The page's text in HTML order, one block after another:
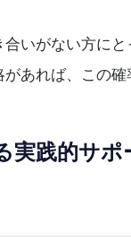
いがない方に
あれば、この確
実践的サポ